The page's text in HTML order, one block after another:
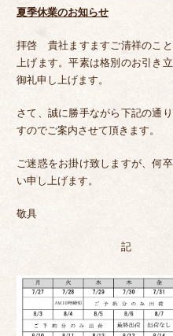
夏季休業のお知らせ
拝啓 貴社ますますご清祥のこと
上げます。平素は格別のお引き
御礼申し上げます。
さて、誠に勝手ながら下記の通
すのでご案内させて頂きます。
ご迷惑をお掛け致しますが、何
い申し上げます。
敬具
記